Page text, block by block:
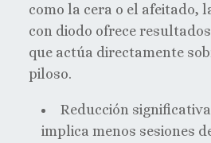
como la cera o el afeitado,
con diodo ofrece
que actúa directamente
piloso.
Reducción
implica menos sesiones